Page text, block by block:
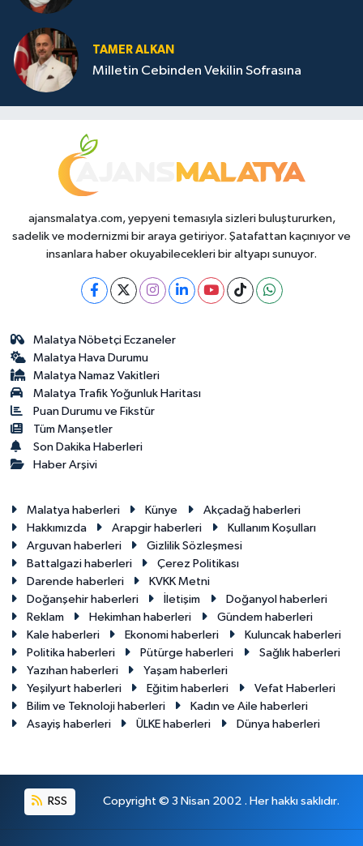
TAMER ALKAN
Milletin Cebinden Vekilin Sofrasına
ajansmalatya.com, yepyeni temasıyla sizleri buluştururken,
sadelik ve modernizmi bir araya getiriyor. Şatafattan kaçınıyor ve
insanlara haber okuyabilecekleri bir altyapı sunuyor.
Malatya Nöbetçi Eczaneler
Malatya Hava Durumu
Malatya Namaz Vakitleri
Malatya Trafik Yoğunluk Haritası
Puan Durumu ve Fikstür
Tüm Manşetler
Son Dakika Haberleri
Haber Arşivi
Malatya haberleri Künye
Akçadağ haberleri
Hakkımızda
Arapgir haberleri
Kullanım Koşulları
Arguvan haberleri
Gizlilik Sözleşmesi
Battalgazi haberleri
Çerez Politikası
Darende haberleri
KVKK Metni
Doğanşehir haberleri
İletişim
Doğanyol haberleri
Reklam
Hekimhan haberleri
Gündem haberleri
Kale haberleri
Ekonomi haberleri
Kuluncak haberleri
Politika haberleri
Pütürge haberleri
Sağlık haberleri
Yazıhan haberleri
Yaşam haberleri
Yeşilyurt haberleri
Eğitim haberleri
Vefat Haberleri
Bilim ve Teknoloji haberleri
Kadın ve Aile haberleri
Asayiş haberleri
ÜLKE haberleri Dünya haberleri
RSS Copyright © 3 Nisan 2002 . Her hakkı saklıdır.